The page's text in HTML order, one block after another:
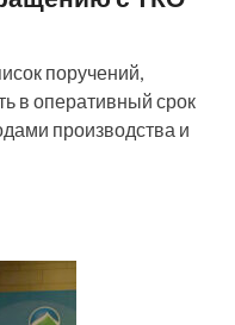
поручений,
в оперативный срок
производства и